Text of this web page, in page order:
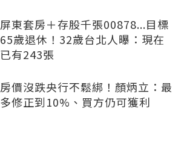
屏東套房＋存股千張00878...目標
65歲退休！32歲台北人曝：現在
已有243張
房價沒跌央行不鬆綁！顏炳立：最
多修正到10%、買方仍可獲利